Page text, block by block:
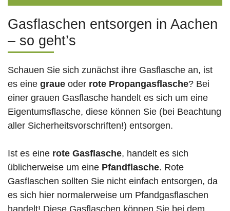
Gasflaschen entsorgen in Aachen
– so geht’s
Schauen Sie sich zunächst ihre Gasflasche an, ist
es eine graue oder rote Propangasflasche? Bei
einer grauen Gasflasche handelt es sich um eine
Eigentumsflasche, diese können Sie (bei Beachtung
aller Sicherheitsvorschriften!) entsorgen.
Ist es eine rote Gasflasche, handelt es sich
üblicherweise um eine Pfandflasche. Rote
Gasflaschen sollten Sie nicht einfach entsorgen, da
es sich hier normalerweise um Pfandgasflaschen